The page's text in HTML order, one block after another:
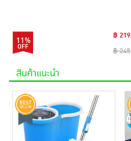
11%
฿ 219
฿ 245
สินค้าแนะนำ